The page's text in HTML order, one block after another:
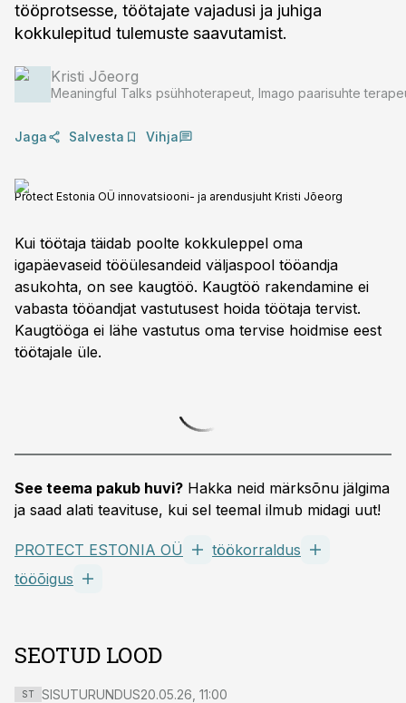
tööprotsesse, töötajate vajadusi ja juhiga
kokkulepitud tulemuste saavutamist.
Kristi Jõeorg
Meaningful Talks psühhoterapeut, Imago paarisuhte
Jaga Salvesta Vihja
Protect Estonia OÜ innovatsiooni- ja arendusjuht Kristi Jõeorg
Kui töötaja täidab poolte kokkuleppel oma
igapäevaseid tööülesandeid väljaspool tööandja
asukohta, on see kaugtöö. Kaugtöö rakendamine ei
vabasta tööandjat vastutusest hoida töötaja tervist.
Kaugtööga ei lähe vastutus oma tervise hoidmise eest
töötajale üle.
See teema pakub huvi? Hakka neid märksõnu jälgima
ja saad alati teavituse, kui sel teemal ilmub midagi uut!
PROTECT ESTONIA OÜ
töökorraldus
tööõigus
SEOTUD LOOD
ST SISUTURUNDUS20.05.26, 11:00